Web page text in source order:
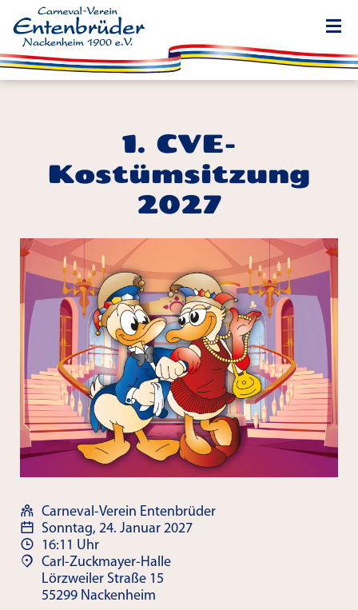
1. CVE-
Kostümsitzung
2027
Carneval-Verein Entenbrüder
Sonntag, 24. Januar 2027
16:11 Uhr
Carl-Zuckmayer-Halle
Lörzweiler Straße 15
55299 Nackenheim